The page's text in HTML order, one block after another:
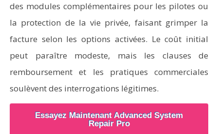
des modules complémentaires pour les pilotes ou
la protection de la vie privée, faisant grimper la
facture selon les options activées. Le coût initial
peut paraître modeste, mais les clauses de
remboursement et les pratiques commerciales
soulèvent des interrogations légitimes.
Essayez Maintenant Advanced System
Repair Pro